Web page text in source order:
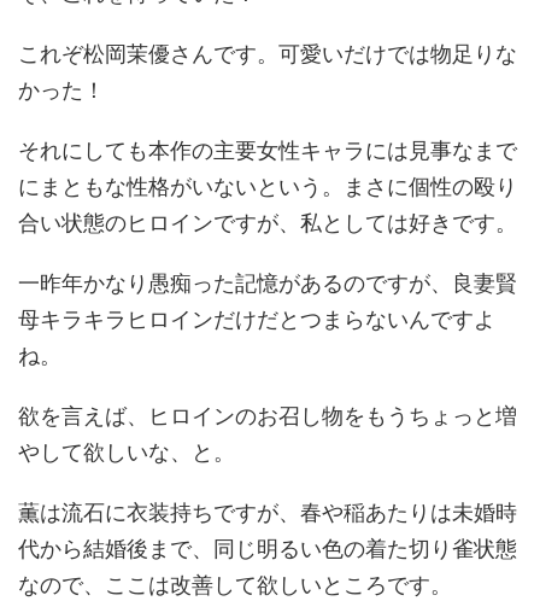
これぞ松岡茉優さんです。可愛いだけでは物足りな
かった！
それにしても本作の主要女性キャラには見事なまで
にまともな性格がいないという。まさに個性の殴り
合い状態のヒロインですが、私としては好きです。
一昨年かなり愚痴った記憶があるのですが、良妻賢
母キラキラヒロインだけだとつまらないんですよ
ね。
欲を言えば、ヒロインのお召し物をもうちょっと増
やして欲しいな、と。
薫は流石に衣装持ちですが、春や稲あたりは未婚時
代から結婚後まで、同じ明るい色の着た切り雀状態
なので、ここは改善して欲しいところです。